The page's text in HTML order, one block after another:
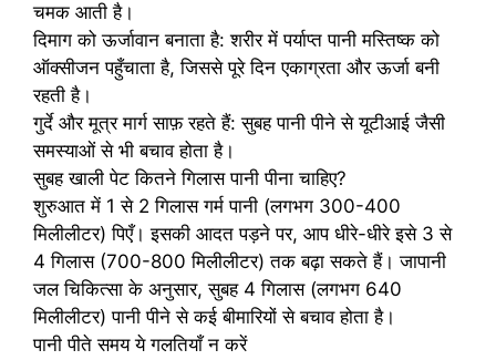
चमक आती है।
दिमाग को ऊर्जावान बनाता है: शरीर में पर्याप्त पानी मस्तिष्क को
ऑक्सीजन पहुँचाता है, जिससे पूरे दिन एकाग्रता और ऊर्जा बनी
रहती है।
गुर्दे और मूत्र मार्ग साफ़ रहते हैं: सुबह पानी पीने से यूटीआई जैसी
समस्याओं से भी बचाव होता है।
सुबह खाली पेट कितने गिलास पानी पीना चाहिए?
शुरुआत में 1 से 2 गिलास गर्म पानी (लगभग 300-400
मिलीलीटर) पिएँ। इसकी आदत पड़ने पर, आप धीरे-धीरे इसे 3 से
4 गिलास (700-800 मिलीलीटर) तक बढ़ा सकते हैं। जापानी
जल चिकित्सा के अनुसार, सुबह 4 गिलास (लगभग 640
मिलीलीटर) पानी पीने से कई बीमारियों से बचाव होता है।
पानी पीते समय ये गलतियाँ न करें